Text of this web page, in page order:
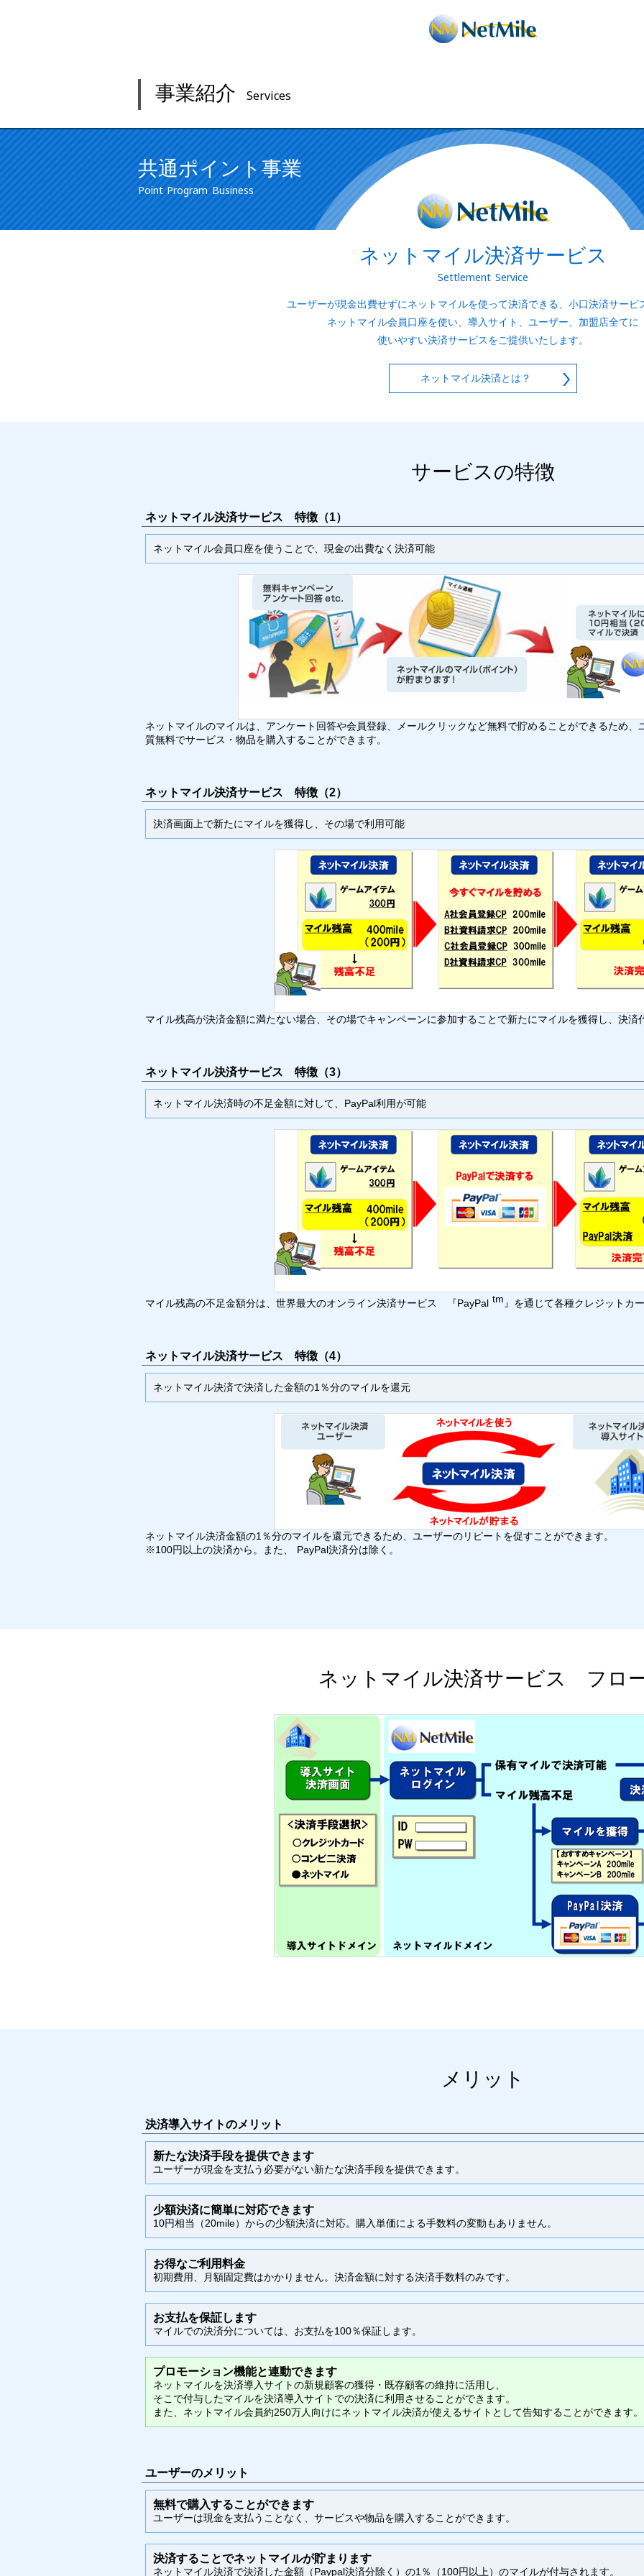
事業紹介 Services
共通ポイント事業
Point Program Business
ネットマイル決済サービス
Settlement Service
ユーザーが現金出費せずにネットマイルを使って決済できる、小口決済サービ
ネットマイル会員口座を使い、導入サイト、ユーザー、加盟店全てに
使いやすい決済サービスをご提供いたします。
ネットマイル決済とは？
サービスの特徴
ネットマイル決済サービス 特徴（1）
ネットマイル会員口座を使うことで、現金の出費なく決済可能
ネットマイルのマイルは、アンケート回答や会員登録、メールクリックなど無料で貯めることができるため
質無料でサービス・物品を購入することができます。
ネットマイル決済サービス 特徴（2）
決済画面上で新たにマイルを獲得し、その場で利用可能
マイル残高が決済金額に満たない場合、その場でキャンペーンに参加することで新たにマイルを獲得し、決済
ネットマイル決済サービス 特徴（3）
ネットマイル決済時の不足金額に対して、PayPal利用が可能
マイル残高の不足金額分は、世界最大のオンライン決済サービス 『PayPal tm 』を通じて各種クレジットカ
ネットマイル決済サービス 特徴（4）
ネットマイル決済で決済した金額の1％分のマイルを還元
ネットマイル決済金額の1％分のマイルを還元できるため、ユーザーのリピートを促すことができます。
※100円以上の決済から。また、 PayPal決済分は除く。
ネットマイル決済サービス フロ
メリット
決済導入サイトのメリット
新たな決済手段を提供できます
ユーザーが現金を支払う必要がない新たな決済手段を提供できます。
少額決済に簡単に対応できます
10円相当（20mile）からの少額決済に対応。購入単価による手数料の変動もありません。
お得なご利用料金
初期費用、月額固定費はかかりません。決済金額に対する決済手数料のみです。
お支払を保証します
マイルでの決済分については、お支払を100％保証します。
プロモーション機能と連動できます
ネットマイルを決済導入サイトの新規顧客の獲得・既存顧客の維持に活用し、
そこで付与したマイルを決済導入サイトでの決済に利用させることができます。
また、ネットマイル会員約250万人向けにネットマイル決済が使えるサイトとして告知することができます。
ユーザーのメリット
無料で購入することができます
ユーザーは現金を支払うことなく、サービスや物品を購入することができます。
決済することでネットマイルが貯まります
ネットマイル決済で決済した金額（Paypal決済分除く）の1％（100円以上）のマイルが付与されます。